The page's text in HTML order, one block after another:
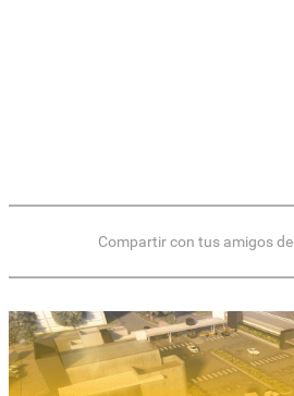
Compartir con tus amigos de